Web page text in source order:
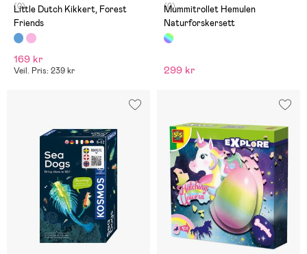
(0)
Little Dutch Kikkert, Forest
Friends
169 kr
Veil. Pris: 239 kr
(0)
Mummitrollet Hemulen
Naturforskersett
299 kr